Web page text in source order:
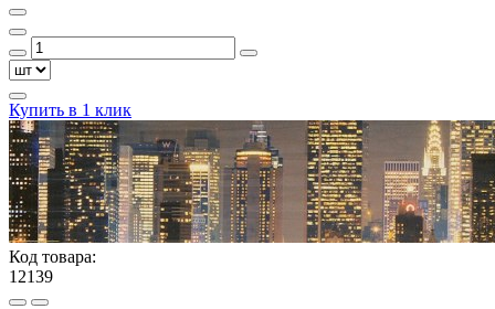
Купить в 1 клик
Код товара:
12139